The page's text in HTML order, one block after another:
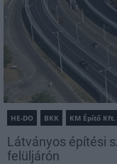
HE-DO BKK KM Építő Kft.
Látványos építési
felüljárón